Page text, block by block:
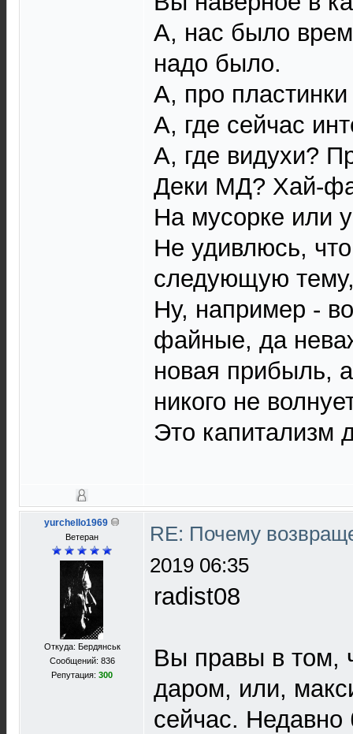
А, нас было
надо было.
А, про
А, где сейчас
А, где видухи?
Деки МД? Хай-
На мусорке или
Не удивлюсь,
следующую тему,
Ну, например -
файные, да
новая прибыль,
никого не
Это капитализм
yurchello1969
Ветеран
Откуда: Бердянськ
Сообщений: 836
Репутация: 300
RE: Почему
2019 06:35
radist08
Вы правы в том,
даром, или,
сейчас. Недавно